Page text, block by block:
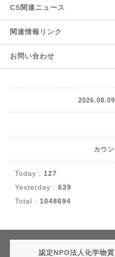
CS関連ニュース
関連情報リンク
お問い合わせ
カウ
Today : 127
Yesterday : 639
Total : 1048694
認定NPO法人化学物